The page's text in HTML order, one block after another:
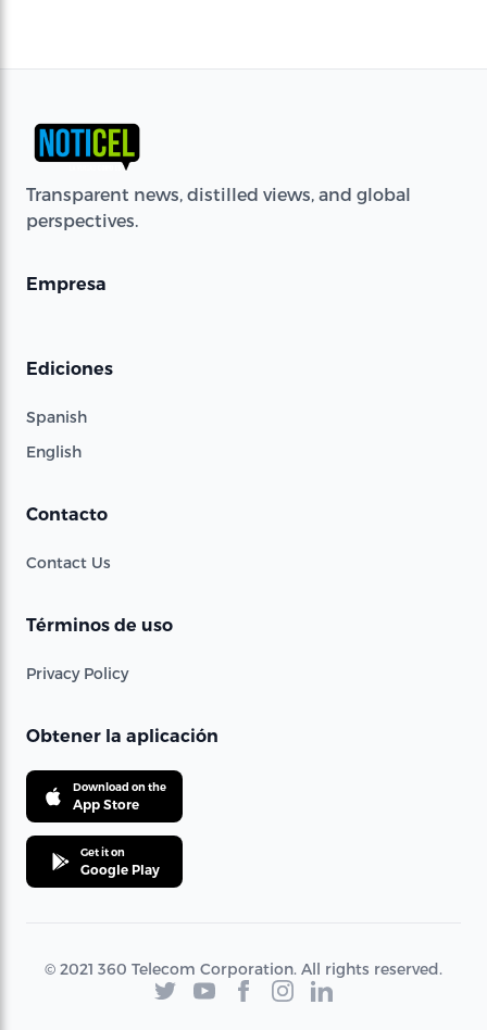
Transparent news, distilled views, and global
perspectives.
Empresa
Ediciones
Spanish
English
Contacto
Contact Us
Términos de uso
Privacy Policy
Obtener la aplicación
Download on the
App Store
Get it on
Google Play
© 2021 360 Telecom Corporation. All rights reserved.